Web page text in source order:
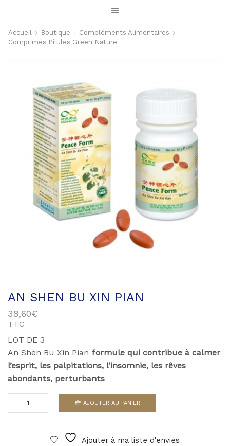
Accueil Boutique
Compléments Alimentaires
Comprimés Pilules Green Nature
AN SHEN BU XIN PIAN
38,60€
TTC
LOT DE 3
An Shen Bu Xin Pian formule qui contribue à calmer
l’esprit, les palpitations, l’insomnie, les rêves
abondants, perturbants
quantité
AJOUTER AU PANIER
Ajouter à ma liste d'envies